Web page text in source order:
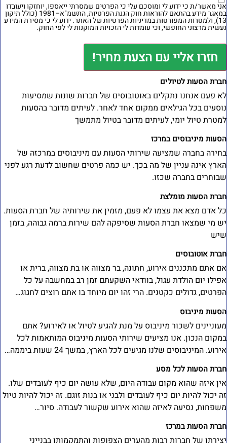
מאשר/ת כי ידוע לי ומוסכם עלי כי הפרטים שמסרתי ייאספו, יוחזקו ויעובדו
במאגר מידע בהתאם להוראות חוק הגנת הפרטיות, התשמ"א–1981 (כולל תיקון
במדיניות הפרטיות של האתר. ידוע לי כי מסירת המידע
מרצוני החופשי, וכי עומדות לי הזכויות המוקנות לי לפי החוק.
חזרו אליי עם הצעת מחיר!
הסעות לטיולים
פעם אנחנו נתקלים באוטובוסים של חברות שונות שמסיעות
בכל הגילאים ממקום אחד לאחר. לעיתים מדובר בהסעות
טיול יומי, לעיתים מדובר בטיול מתמשך
מיניבוסים במרכז
בחברה שמציעה שירותי הסעות עם מיניבוסים במרכזה של
אינה עניין של מה בכך. יש כמה פרטים שחשוב לדעת רגע לפני
בחברה שכזו.
הסעות מומלצת
אדם מצא את עצמו לא פעם, מזמין את שירותיה של חברת הסעות.
מי שמצאו חברת הסעות שסיפקה להם שירות ברמה גבוהה, בזמן
אוטובוסים
אתם מתכננים אירוע, חתונה, בר מצווה או בת מצווה, ברית או
יום הולדת עגול, בוודאי השקעתם זמן רב במחשבה על כל
גדולים כקטנים. הרי זהו יום מיוחד בו אתם רוצים לחגוג…
מיניבוס
לשכור מיניבוס על מנת להגיע לטיול או לאירוע? אתם
הנכון. אנו מציעים שירותי הסעות מיניבוס המותאמות לכל
המיניבוסים שלנו מגיעים לכל הארץ, במשך 24 שעות ביממה…
הסעות לכל מסע
איזה שהוא מקום עבודה היום, שלא עושה יום כיף לעובדים שלו.
יכול להיות יום כיף לעובדים ולבני או בנות זוגם. זה יכול להיות טיול
נסיעה לאיזה שהוא אירוע שקשור לעבודה. סיור…
הסעות במרכז